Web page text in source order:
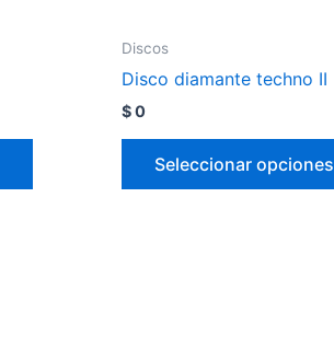
Discos
Disco diamante techno II
$0
Seleccionar opciones